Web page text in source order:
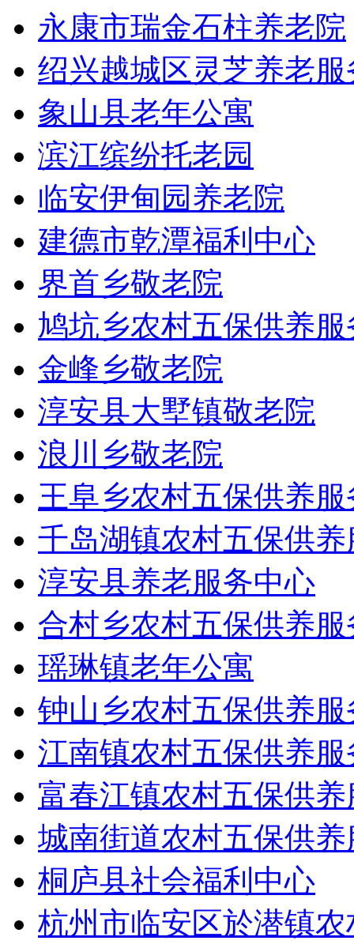
永康市瑞金石柱养老院
绍兴越城区灵芝养老
象山县老年公寓
滨江缤纷托老园
临安伊甸园养老院
建德市乾潭福利中心
界首乡敬老院
鸠坑乡农村五保供养
金峰乡敬老院
淳安县大墅镇敬老院
浪川乡敬老院
王阜乡农村五保供养
千岛湖镇农村五保供
淳安县养老服务中心
合村乡农村五保供养
瑶琳镇老年公寓
钟山乡农村五保供养
江南镇农村五保供养
富春江镇农村五保供
城南街道农村五保供
桐庐县社会福利中心
杭州市临安区於潜镇